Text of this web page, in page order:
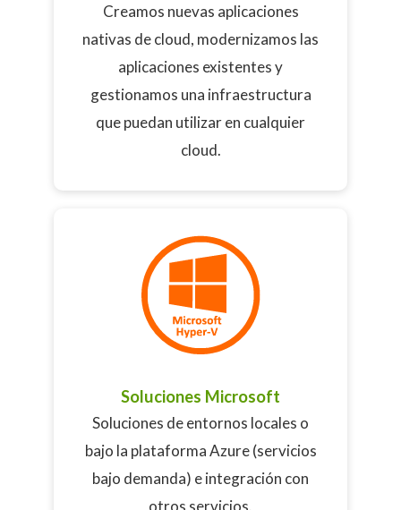
Creamos nuevas aplicaciones
nativas de cloud, modernizamos las
aplicaciones existentes y
gestionamos una infraestructura
que puedan utilizar en cualquier
cloud.
Soluciones Microsoft
Soluciones de entornos locales o
bajo la plataforma Azure (servicios
bajo demanda) e integración con
otros servicios.